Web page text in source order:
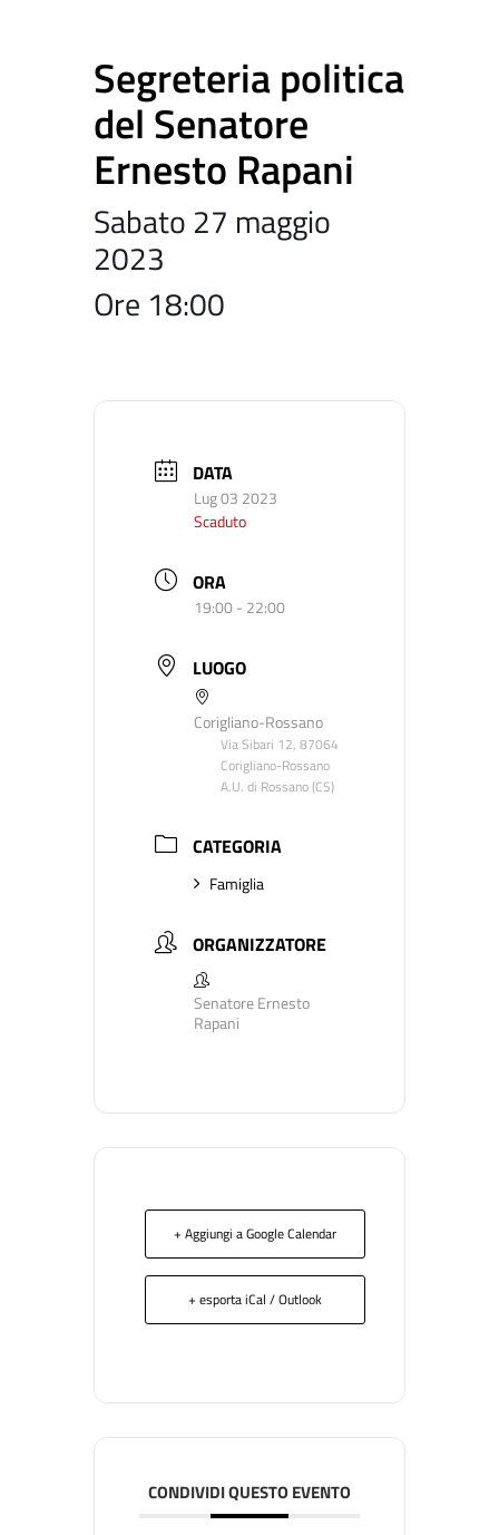
Segreteria politica
del Senatore
Ernesto Rapani
Sabato 27 maggio
2023
Ore 18:00
DATA
Lug 03 2023
Scaduto
ORA
19:00 - 22:00
LUOGO
Corigliano-Rossano
Via Sibari 12, 87064
Corigliano-Rossano
A.U. di Rossano (CS)
CATEGORIA
Famiglia
ORGANIZZATORE
Senatore Ernesto
Rapani
+ Aggiungi a Google Calendar
+ esporta iCal / Outlook
CONDIVIDI QUESTO EVENTO